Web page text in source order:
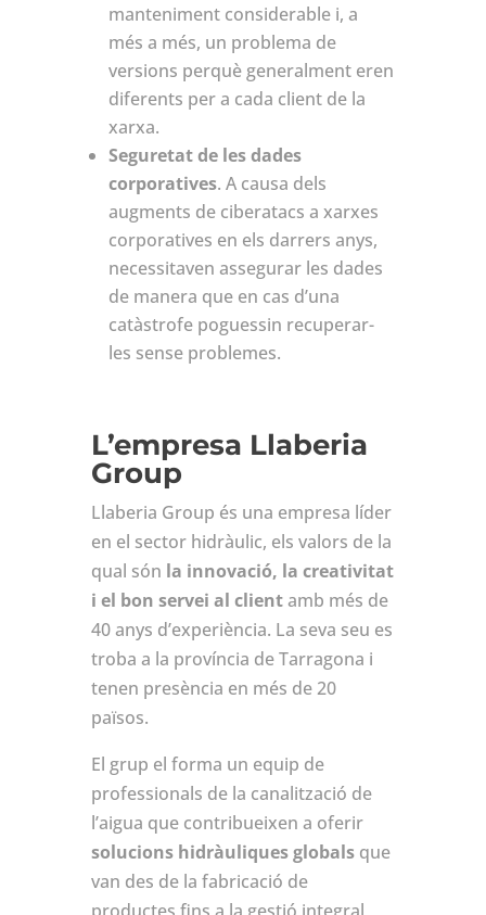
manteniment considerable i, a
més a més, un problema de
versions perquè generalment eren
diferents per a cada client de la
xarxa.
Seguretat de les dades
corporatives. A causa dels
augments de ciberatacs a xarxes
corporatives en els darrers anys,
necessitaven assegurar les dades
de manera que en cas d’una
catàstrofe poguessin recuperar-
les sense problemes.
L’empresa Llaberia
Group
Llaberia Group és una empresa líder
en el sector hidràulic, els valors de la
qual són la innovació, la creativitat
i el bon servei al clientamb més de
40 anys d’experiència. La seva seu es
troba a la província de Tarragona i
tenen presència en més de 20
països.
El grup el forma un equip de
professionals de la canalització de
l’aigua que contribueixen a oferir
solucions hidràuliques globalsque
van des de la fabricació de